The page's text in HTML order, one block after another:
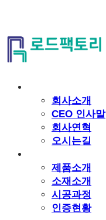
회사소개
CEO 인사말
회사연혁
오시는길
제품소개
소재소개
시공과정
인증현황